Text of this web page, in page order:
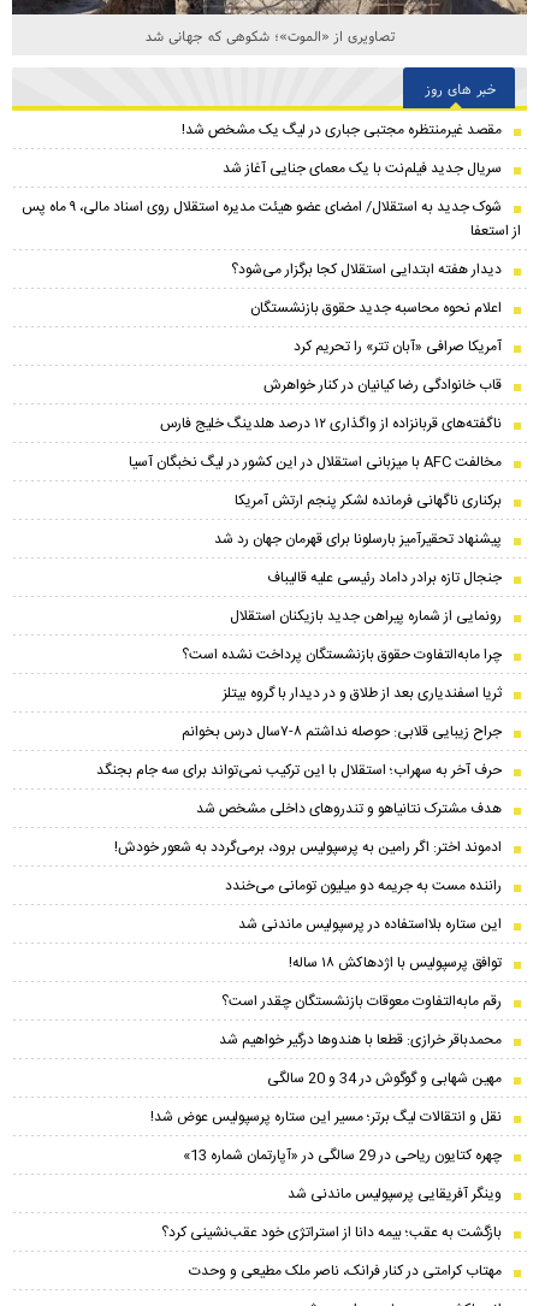
تصاویری از «الموت»؛ شکوهی که جهانی شد
خبر های روز
مقصد غیرمنتظره مجتبی جباری در لیگ یک مشخص شد!
سریال جدید فیلم‌نت با یک معمای جنایی آغاز شد
شوک جدید به استقلال/ امضای عضو هیئت مدیره استقلال روی اسناد مالی، ۹ ماه پس
از استعفا
دیدار هفته ابتدایی استقلال کجا برگزار می‌شود؟
اعلام نحوه محاسبه جدید حقوق بازنشستگان
آمریکا صرافی «آبان تتر» را تحریم کرد
قاب خانوادگی رضا کیانیان در کنار خواهرش
ناگفته‌های قربانزاده از واگذاری ۱۲ درصد هلدینگ خلیج فارس
مخالفت AFC با میزبانی استقلال در این کشور در لیگ نخبگان آسیا
برکناری ناگهانی فرمانده لشکر پنجم ارتش آمریکا
پیشنهاد تحقیرآمیز بارسلونا برای قهرمان جهان رد شد
جنجال تازه برادر داماد رئیسی علیه قالیباف
رونمایی از شماره پیراهن جدید بازیکنان استقلال
چرا مابه‌التفاوت حقوق بازنشستگان پرداخت نشده است؟
ثریا اسفندیاری بعد از طلاق و در دیدار با گروه بیتلز
جراح زیبایی قلابی: حوصله نداشتم ۸-۷سال درس بخوانم
حرف آخر به سهراب؛ استقلال با این ترکیب نمی‌تواند برای سه جام بجنگد
هدف مشترک نتانیاهو و تندروهای داخلی مشخص شد
ادموند اختر: اگر رامین به پرسپولیس برود، برمی‌گردد به شعور خودش!
راننده مست به جریمه دو میلیون تومانی می‌خندد
این ستاره بلااستفاده در پرسپولیس ماندنی شد
توافق پرسپولیس با اژدهاکش ۱۸ ساله!
رقم مابه‌‌التفاوت معوقات بازنشستگان چقدر است؟
محمدباقر خرازی: قطعا با هندوها درگیر خواهیم شد
مهین شهابی و گوگوش در 34 و 20 سالگی
نقل و انتقالات لیگ برتر؛ مسیر این ستاره پرسپولیس عوض شد!
چهره کتایون ریاحی در 29 سالگی در «آپارتمان شماره 13»
وینگر آفریقایی پرسپولیس ماندنی شد
بازگشت به عقب؛ بیمه دانا از استراتژی خود عقب‌نشینی کرد؟
مهتاب کرامتی در کنار فرانک، ناصر ملک مطیعی و وحدت